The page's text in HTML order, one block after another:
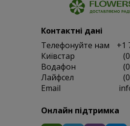
Контактні дані
Телефонуйте нам
+1
Київстар
Водафон
Лайфсел
Email
Онлайн підтримка